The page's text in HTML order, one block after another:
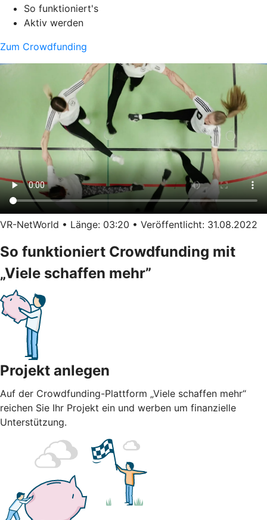
So funktioniert's
Aktiv werden
Zum Crowdfunding
VR-NetWorld • Länge: 03:20 • Veröffentlicht: 31.08.2022
So funktioniert Crowdfunding mit
„Viele schaffen mehr”
Projekt anlegen
Auf der Crowdfunding-Plattform „Viele schaffen mehr“
reichen Sie Ihr Projekt ein und werben um finanzielle
Unterstützung.